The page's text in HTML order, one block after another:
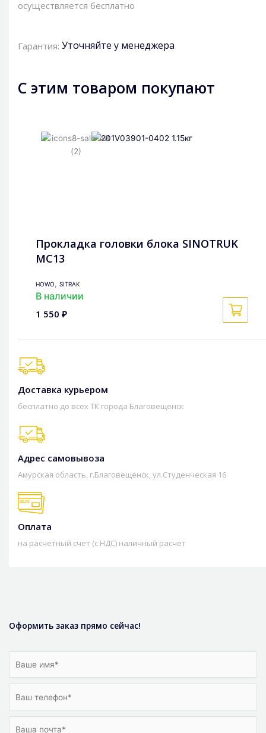
осуществляется бесплатно
Гарантия: Уточняйте у менеджера
С этим товаром покупают
Прокладка головки блока SINOTRUK
MC13
HOWO , SITRAK
В наличии
1 550 ₽
Доставка курьером
бесплатно до всех ТК города Благовещенск
Адрес самовывоза
Амурская область, г.Благовещенск, ул.Студенческая 16
Оплата
на расчетный счет (с НДС) наличный расчет
Оформить заказ прямо сейчас!